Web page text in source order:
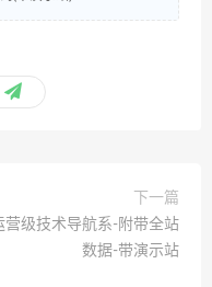
下一篇
营级技术导航系-附带全站
数据-带演示站